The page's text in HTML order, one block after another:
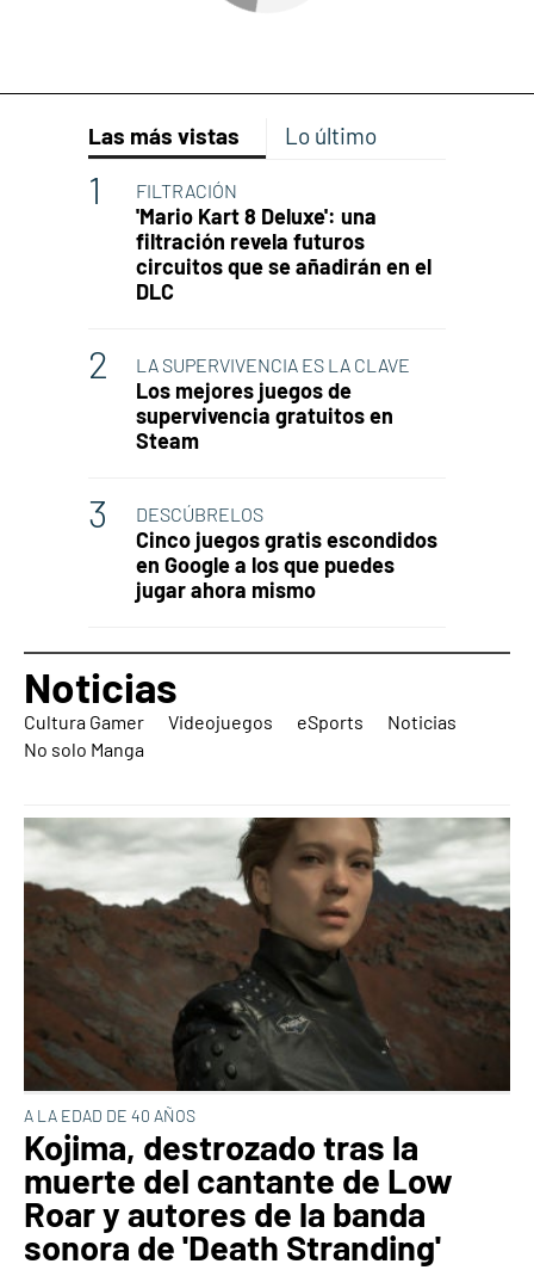
Las más vistas Lo último
FILTRACIÓN
'Mario Kart 8 Deluxe': una
filtración revela futuros
circuitos que se añadirán en el
DLC
LA SUPERVIVENCIA ES LA CLAVE
Los mejores juegos de
supervivencia gratuitos en
Steam
DESCÚBRELOS
Cinco juegos gratis escondidos
en Google a los que puedes
jugar ahora mismo
Noticias
Cultura Gamer Videojuegos eSports
Noticias
No solo Manga
A LA EDAD DE 40 AÑOS
Kojima, destrozado tras la
muerte del cantante de Low
Roar y autores de la banda
sonora de 'Death Stranding'